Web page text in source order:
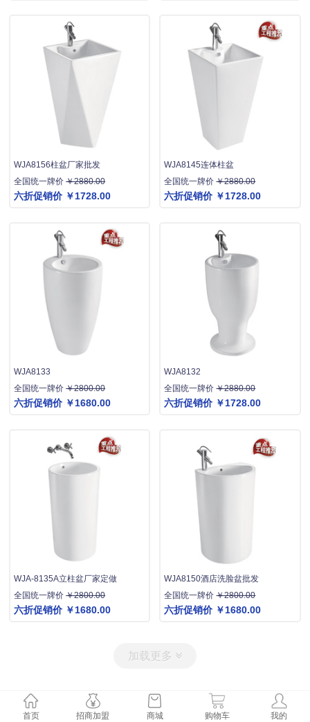
首页 招商加盟 商城 购物车 我的
WJA8156柱盆厂家批发
全国统一牌价￥2880.00
六折促销价 ￥1728.00
WJA8145连体柱盆
全国统一牌价￥2880.00
六折促销价 ￥1728.00
WJA8133
全国统一牌价￥2800.00
六折促销价 ￥1680.00
WJA8132
全国统一牌价￥2880.00
六折促销价 ￥1728.00
WJA-8135A立柱盆厂家定做
全国统一牌价￥2800.00
六折促销价 ￥1680.00
WJA8150酒店洗脸盆批发
全国统一牌价￥2800.00
六折促销价 ￥1680.00
加载更多